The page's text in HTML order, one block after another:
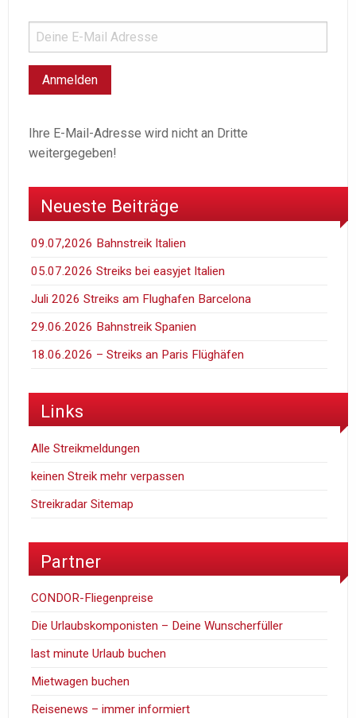
Ihre E-Mail-Adresse wird nicht an Dritte
weitergegeben!
Neueste Beiträge
09.07,2026 Bahnstreik Italien
05.07.2026 Streiks bei easyjet Italien
Juli 2026 Streiks am Flughafen Barcelona
29.06.2026 Bahnstreik Spanien
18.06.2026 – Streiks an Paris Flüghäfen
Links
Alle Streikmeldungen
keinen Streik mehr verpassen
Streikradar Sitemap
Partner
CONDOR-Fliegenpreise
Die Urlaubskomponisten – Deine Wunscherfüller
last minute Urlaub buchen
Mietwagen buchen
Reisenews – immer informiert